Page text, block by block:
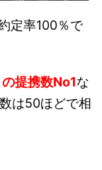
定率100％で
提携数No1な
は50ほどで相